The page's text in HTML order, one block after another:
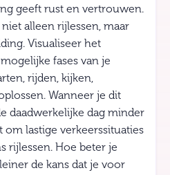
geeft rust en vertrouwen.
alleen rijlessen, maar
Visualiseer het
fases van je
rijden, kijken,
Wanneer je dit
daadwerkelijke dag minder
om lastige verkeerssituaties
rijlessen. Hoe beter je
de kans dat je voor